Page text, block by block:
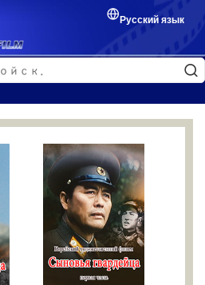
Русский язык
страница
фильм
кинематографистами